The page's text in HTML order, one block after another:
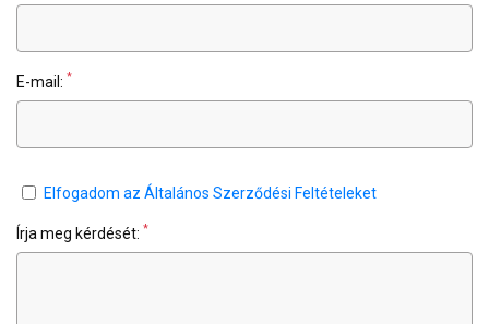
E-mail: *
Elfogadom az Általános Szerződési Feltételeket
Írja meg kérdését: *